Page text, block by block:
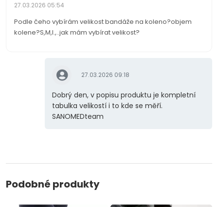
27.03.2026 05:54
Podle čeho vybírám velikost bandáže na koleno?objem
kolene?S,M,l.,..jak mám vybírat velikost?
27.03.2026 09:18
Dobrý den, v popisu produktu je kompletní
tabulka velikostí i to kde se měří.
SANOMEDteam
Podobné produkty